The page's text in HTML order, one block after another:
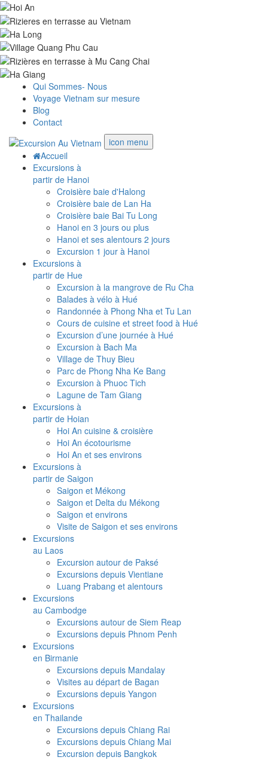
Qui Sommes- Nous
Voyage Vietnam sur mesure
Blog
Contact
icon menu
Accueil
Excursions à
partir de Hanoi
Croisière baie d'Halong
Croisière baie de Lan Ha
Croisière baie Bai Tu Long
Hanoi en 3 jours ou plus
Hanoi et ses alentours 2 jours
Excursion 1 jour à Hanoi
Excursions à
partir de Hue
Excursion à la mangrove de Ru Cha
Balades à vélo à Hué
Randonnée à Phong Nha et Tu Lan
Cours de cuisine et street food à Hué
Excursion d’une journée à Hué
Excursion à Bach Ma
Village de Thuy Bieu
Parc de Phong Nha Ke Bang
Excursion à Phuoc Tich
Lagune de Tam Giang
Excursions à
partir de Hoian
Hoi An cuisine & croisière
Hoi An écotourisme
Hoi An et ses environs
Excursions à
partir de Saigon
Saigon et Mékong
Saigon et Delta du Mékong
Saigon et environs
Visite de Saigon et ses environs
Excursions
au Laos
Excursion autour de Paksé
Excursions depuis Vientiane
Luang Prabang et alentours
Excursions
au Cambodge
Excursions autour de Siem Reap
Excursions depuis Phnom Penh
Excursions
en Birmanie
Excursions depuis Mandalay
Visites au départ de Bagan
Excursions depuis Yangon
Excursions
en Thailande
Excursions depuis Chiang Rai
Excursions depuis Chiang Mai
Excursion depuis Bangkok